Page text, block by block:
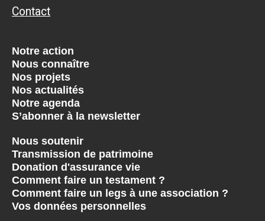
Contact
Notre action
Nous connaître
Nos projets
Nos actualités
Notre agenda
S’abonner à la newsletter
Nous soutenir
Transmission de patrimoine
Donation d'assurance vie
Comment faire un testament ?
Comment faire un legs à une association ?
Vos données personnelles